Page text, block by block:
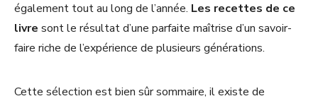
également tout au long de l’année. Les recettes de ce
livre sont le résultat d’une parfaite maîtrise d’un savoir-
faire riche de l’expérience de plusieurs générations.
Cette sélection est bien sûr sommaire, il existe de